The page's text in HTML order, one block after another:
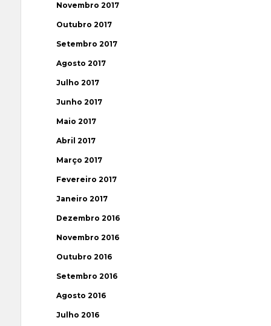
Novembro 2017
Outubro 2017
Setembro 2017
Agosto 2017
Julho 2017
Junho 2017
Maio 2017
Abril 2017
Março 2017
Fevereiro 2017
Janeiro 2017
Dezembro 2016
Novembro 2016
Outubro 2016
Setembro 2016
Agosto 2016
Julho 2016